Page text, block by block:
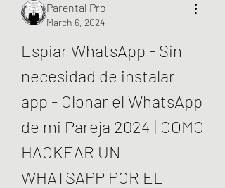
Parental Pro
March 6, 2024
Espiar WhatsApp - Sin
necesidad de instalar
app - Clonar el WhatsApp
de mi Pareja 2024 | COMO
HACKEAR UN
WHATSAPP POR EL